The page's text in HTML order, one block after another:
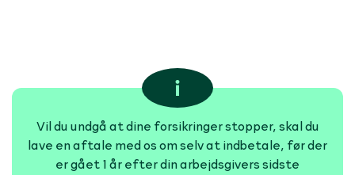
Vil du undgå at dine forsikringer stopper, skal du
lave en aftale med os om selv at indbetale, før der
er gået 1 år efter din arbejdsgivers sidste